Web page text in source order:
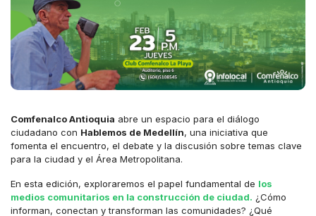
Comfenalco Antioquia abre un espacio para el diálogo
ciudadano con Hablemos de Medellín, una iniciativa que
fomenta el encuentro, el debate y la discusión sobre temas clave
para la ciudad y el Área Metropolitana.
En esta edición, exploraremos el papel fundamental de los
medios comunitarios en la construcción de ciudad. ¿Cómo
informan, conectan y transforman las comunidades? ¿Qué